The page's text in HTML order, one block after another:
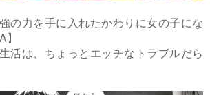
の力を手に入れたかわりに女の子にな
活は、ちょっとエッチなトラブルだら